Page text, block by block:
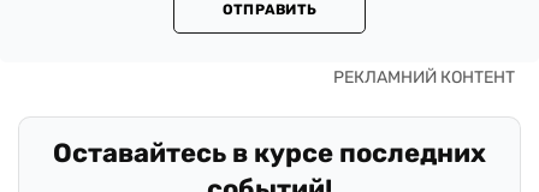
ОТПРАВИТЬ
Оставайтесь в курсе последних